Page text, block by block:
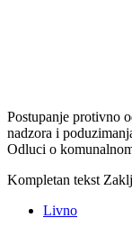
Postupanje protivno
nadzora i
Odluci o
Kompletan tekst
Livno